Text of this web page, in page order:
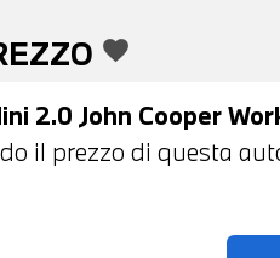
DI EMERGENZA -
RISCALDABILI -
LEASING O
favorite
2.0 John Cooper
il prezzo di questa